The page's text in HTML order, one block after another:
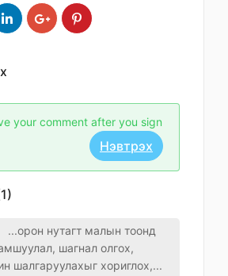
your comment after you sign
Нэвтрэх
...орон нутагт малын тоонд
шагнал олгох,
шалгаруулахыг хориглох,...